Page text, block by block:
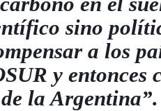
sino
a los
y entonces
la Argentina”.